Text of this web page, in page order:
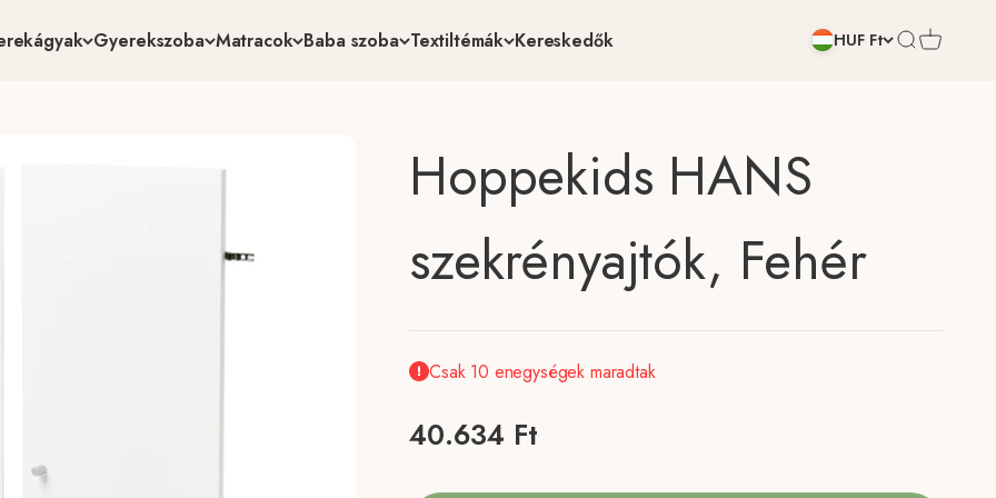
Gyerekszoba Matracok Baba szoba Textiltémák Kereskedők HUF Ft Keresési
Kosár
Hoppekids HANS
szekrényajtók, Fehér
Csak 10 enegységek maradtak
Akciós ár
40.634 Ft